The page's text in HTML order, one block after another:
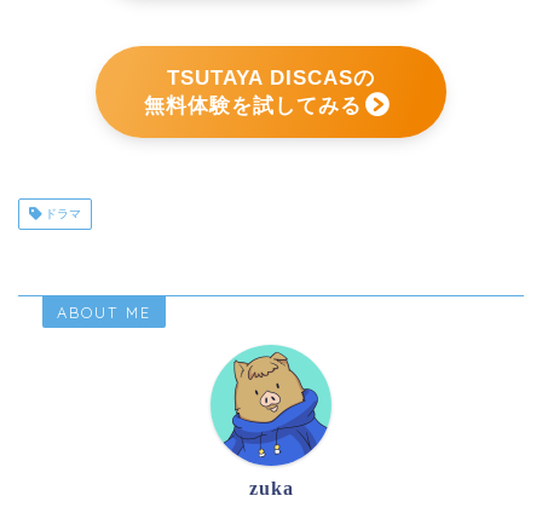
TSUTAYA DISCASの
無料体験を試してみる
ドラマ
ABOUT ME
zuka